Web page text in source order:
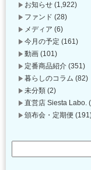
お知らせ (1,922)
ファンド (28)
メディア (6)
今月の予定 (161)
動画 (101)
定番商品紹介 (351)
暮らしのコラム (82)
未分類 (2)
直営店 Siesta Labo.
頒布会・定期便